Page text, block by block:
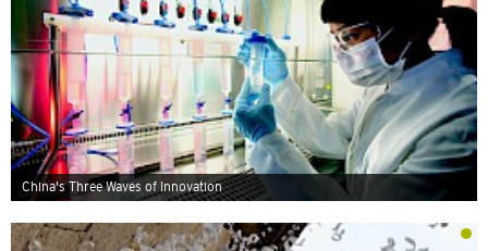
China's Three Waves of Innovation